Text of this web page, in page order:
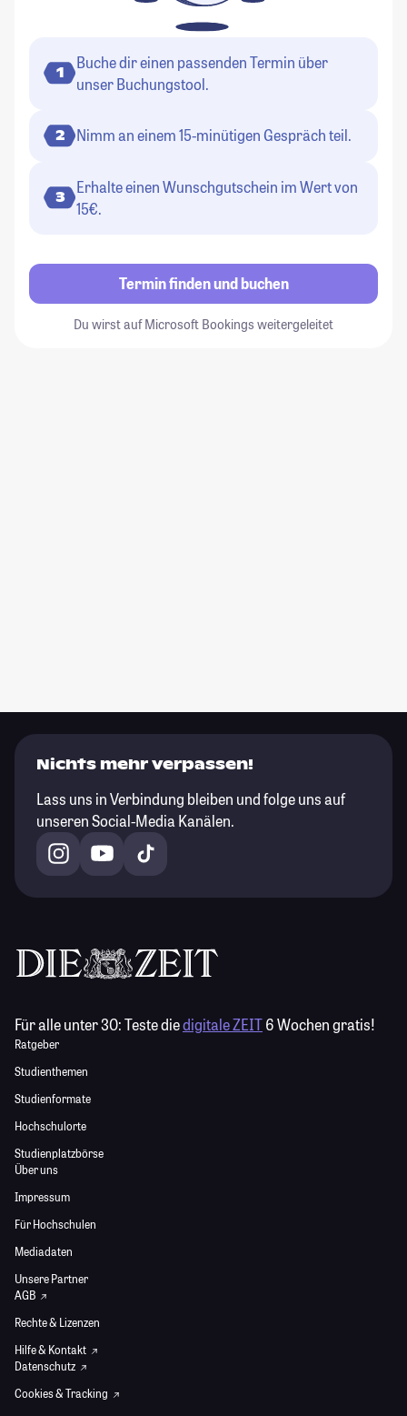
1
Buche dir einen passenden Termin über
unser Buchungstool.
2 Nimm an einem 15-minütigen Gespräch teil.
3
Erhalte einen Wunschgutschein im Wert von
15€.
Termin finden und buchen
Du wirst auf Microsoft Bookings weitergeleitet
Nichts mehr verpassen!
Lass uns in Verbindung bleiben und folge uns auf
unseren Social-Media Kanälen.
Für alle unter 30:Teste diedigitale ZEIT6 Wochen gratis!
Ratgeber
Studienthemen
Studienformate
Hochschulorte
Studienplatzbörse
Über uns
Impressum
Für Hochschulen
Mediadaten
Unsere Partner
AGB
Rechte & Lizenzen
Hilfe & Kontakt
Datenschutz
Cookies & Tracking